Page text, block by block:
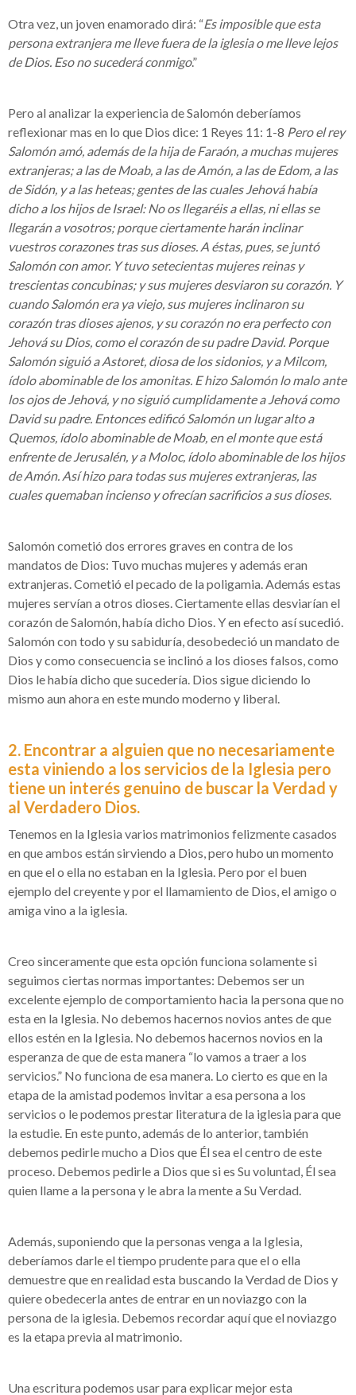
Otra vez, un joven enamorado dirá: “Es imposible que esta
persona extranjera me lleve fuera de la iglesia o me lleve lejos
de Dios. Eso no sucederá conmigo.”
Pero al analizar la experiencia de Salomón deberíamos
reflexionar mas en lo que Dios dice: 1 Reyes 11: 1-8 Pero el rey
Salomón amó, además de la hija de Faraón, a muchas mujeres
extranjeras; a las de Moab, a las de Amón, a las de Edom, a las
de Sidón, y a las heteas; gentes de las cuales Jehová había
dicho a los hijos de Israel: No os llegaréis a ellas, ni ellas se
llegarán a vosotros; porque ciertamente harán inclinar
vuestros corazones tras sus dioses. A éstas, pues, se juntó
Salomón con amor. Y tuvo setecientas mujeres reinas y
trescientas concubinas; y sus mujeres desviaron su corazón. Y
cuando Salomón era ya viejo, sus mujeres inclinaron su
corazón tras dioses ajenos, y su corazón no era perfecto con
Jehová su Dios, como el corazón de su padre David. Porque
Salomón siguió a Astoret, diosa de los sidonios, y a Milcom,
ídolo abominable de los amonitas. E hizo Salomón lo malo ante
los ojos de Jehová, y no siguió cumplidamente a Jehová como
David su padre. Entonces edificó Salomón un lugar alto a
Quemos, ídolo abominable de Moab, en el monte que está
enfrente de Jerusalén, y a Moloc, ídolo abominable de los hijos
de Amón. Así hizo para todas sus mujeres extranjeras, las
cuales quemaban incienso y ofrecían sacrificios a sus dioses.
Salomón cometió dos errores graves en contra de los
mandatos de Dios: Tuvo muchas mujeres y además eran
extranjeras. Cometió el pecado de la poligamia. Además estas
mujeres servían a otros dioses. Ciertamente ellas desviarían el
corazón de Salomón, había dicho Dios. Y en efecto así sucedió.
Salomón con todo y su sabiduría, desobedeció un mandato de
Dios y como consecuencia se inclinó a los dioses falsos, como
Dios le había dicho que sucedería. Dios sigue diciendo lo
mismo aun ahora en este mundo moderno y liberal.
2. Encontrar a alguien que no necesariamente
esta viniendo a los servicios de la Iglesia pero
tiene un interés genuino de buscar la Verdad y
al Verdadero Dios.
Tenemos en la Iglesia varios matrimonios felizmente casados
en que ambos están sirviendo a Dios, pero hubo un momento
en que el o ella no estaban en la Iglesia. Pero por el buen
ejemplo del creyente y por el llamamiento de Dios, el amigo o
amiga vino a la iglesia.
Creo sinceramente que esta opción funciona solamente si
seguimos ciertas normas importantes: Debemos ser un
excelente ejemplo de comportamiento hacia la persona que no
esta en la Iglesia. No debemos hacernos novios antes de que
ellos estén en la Iglesia. No debemos hacernos novios en la
esperanza de que de esta manera “lo vamos a traer a los
servicios.” No funciona de esa manera. Lo cierto es que en la
etapa de la amistad podemos invitar a esa persona a los
servicios o le podemos prestar literatura de la iglesia para que
la estudie. En este punto, además de lo anterior, también
debemos pedirle mucho a Dios que Él sea el centro de este
proceso. Debemos pedirle a Dios que si es Su voluntad, Él sea
quien llame a la persona y le abra la mente a Su Verdad.
Además, suponiendo que la personas venga a la Iglesia,
deberíamos darle el tiempo prudente para que el o ella
demuestre que en realidad esta buscando la Verdad de Dios y
quiere obedecerla antes de entrar en un noviazgo con la
persona de la iglesia. Debemos recordar aquí que el noviazgo
es la etapa previa al matrimonio.
Una escritura podemos usar para explicar mejor esta